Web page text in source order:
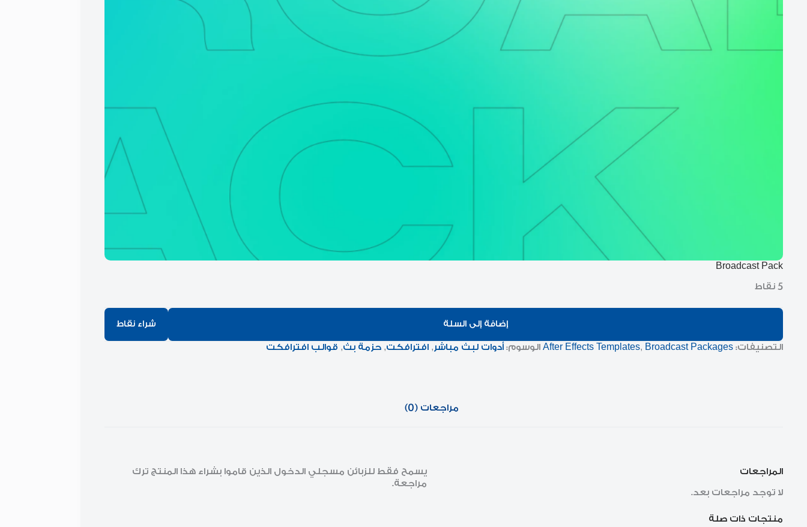
Broadcast Pack
5 نقاط
إضافة إلى السلة شراء نقاط
التصنيفات: After Effects Templates, Broadcast Packages الوسوم: أدوات لبث مباشر, افترافكت, حزمة بث, قوالب افترافكت
مراجعات (0)
المراجعات
لا توجد مراجعات بعد.
يسمح فقط للزبائن مسجلي الدخول الذين قاموا بشراء هذا المنتج ترك
مراجعة.
منتجات ذات صلة